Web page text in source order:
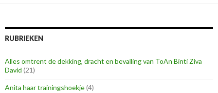
RUBRIEKEN
Alles omtrent de dekking, dracht en bevalling van ToAn Binti Ziva
David (21)
Anita haar trainingshoekje(4)